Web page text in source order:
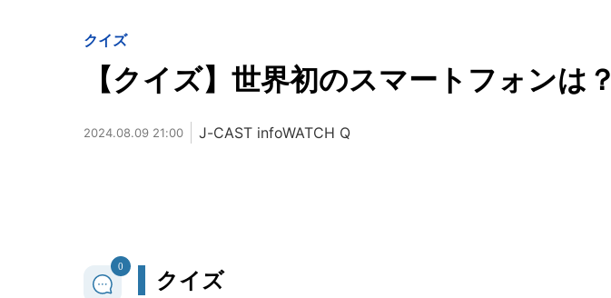
クイズ
【クイズ】世界初のスマートフォンは？
2024.08.09 21:00 J-CAST infoWATCH Q
0
クイズ